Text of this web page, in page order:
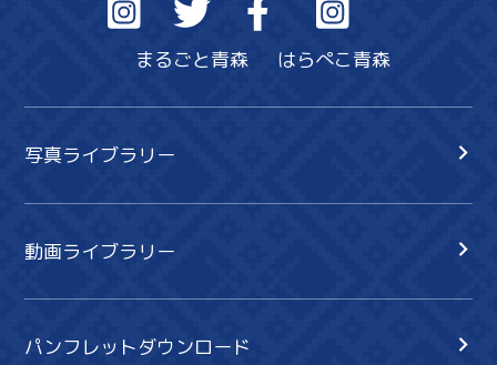
まるごと青森 はらぺこ青森
写真ライブラリー
動画ライブラリー
パンフレットダウンロード